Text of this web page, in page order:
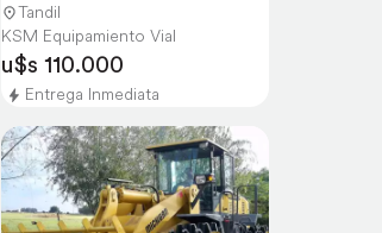
Tandil
KSM Equipamiento Vial
u$s 110.000
Entrega Inmediata